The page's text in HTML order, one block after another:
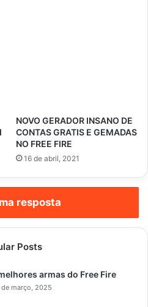
NOVO GERADOR INSANO DE
CONTAS GRATIS E GEMADAS
NO FREE FIRE
16 de abril, 2021
resposta
Posts
armas do Free Fire
de março, 2025